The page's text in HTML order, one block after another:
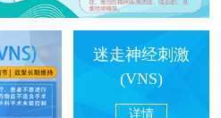
迷走神经刺激
(VNS)
详情